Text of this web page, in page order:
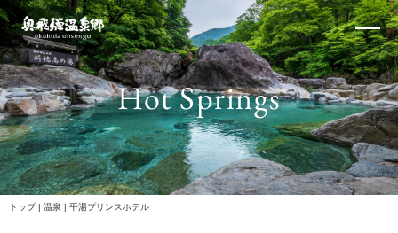
内
容
を
ス
キ
ッ
プ
Hot Springs
トップ| 温泉 | 平湯プリンスホテル
×
北アルプス